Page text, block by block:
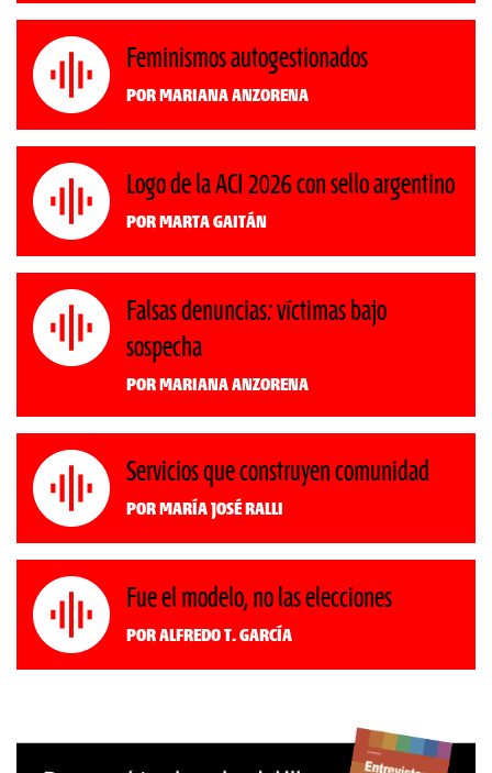
Feminismos autogestionados
Por Mariana Anzorena
Logo de la ACI 2026 con sello argentino
Por Marta Gaitán
Falsas denuncias: víctimas bajo
sospecha
Por Mariana Anzorena
Servicios que construyen comunidad
Por María José Ralli
Fue el modelo, no las elecciones
Por Alfredo T. García